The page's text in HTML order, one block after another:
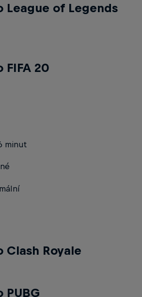
League of Legends
FIFA 20
minut
Clash Royale
PUBG